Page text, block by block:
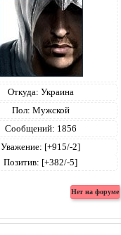
Откуда: Украина
Пол: Мужской
Сообщений: 1856
Уважение: [+915/-2]
Позитив: [+382/-5]